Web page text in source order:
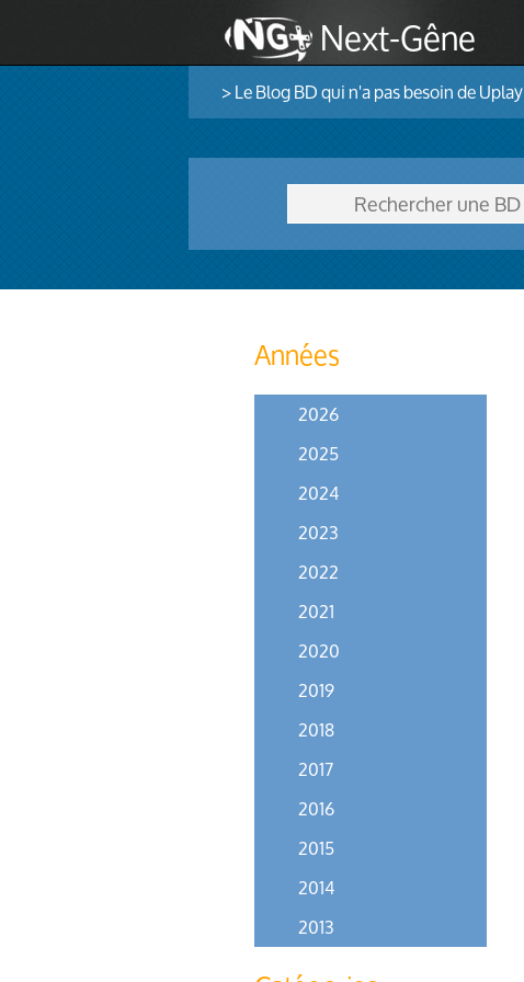
Next-Gêne
> Le Blog BD qui n'a pas besoin de Uplay
Années
2026
2025
2024
2023
2022
2021
2020
2019
2018
2017
2016
2015
2014
2013